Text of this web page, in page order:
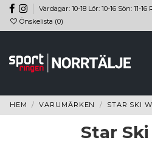
Vardagar: 10-18 Lör: 10-16 Sön: 11-
Önskelista (0)
HEM VARUMÄRKEN STAR SKI
Star